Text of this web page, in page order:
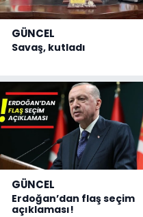
GÜNCEL
Savaş, kutladı
GÜNCEL
Erdoğan’dan flaş seçim
açıklaması!